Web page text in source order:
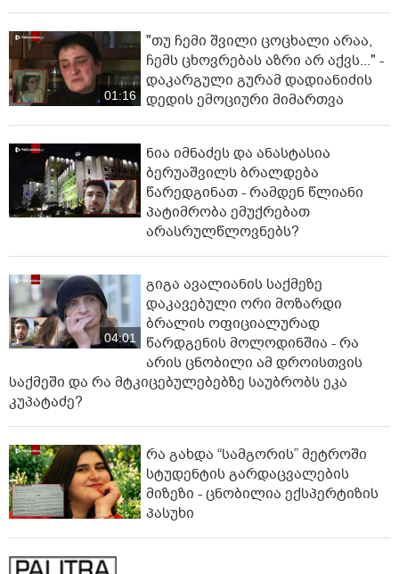
01:16
"თუ ჩემი შვილი ცოცხალი არაა,
ჩემს ცხოვრებას აზრი არ აქვს..." -
დაკარგული გურამ დადიანიძის
დედის ემოციური მიმართვა
ნია იმნაძეს და ანასტასია
ბერუაშვილს ბრალდება
წარედგინათ - რამდენ წლიანი
პატიმრობა ემუქრებათ
არასრულწლოვნებს?
04:01
გიგა ავალიანის საქმეზე
დაკავებული ორი მოზარდი
ბრალის ოფიციალურად
წარდგენის მოლოდინშია - რა
არის ცნობილი ამ დროისთვის
საქმეში და რა მტკიცებულებებზე საუბრობს ეკა
კუპატაძე?
რა გახდა “სამგორის” მეტროში
სტუდენტის გარდაცვალების
მიზეზი - ცნობილია ექსპერტიზის
პასუხი